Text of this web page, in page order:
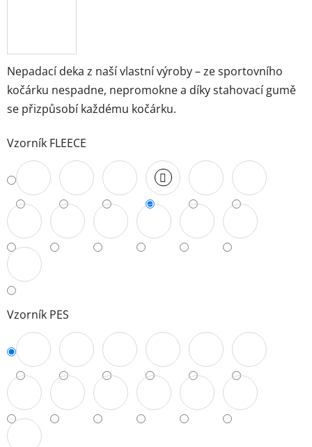
Nepadací deka z naší vlastní výroby – ze sportovního
kočárku nespadne, nepromokne a díky stahovací gumě
se přizpůsobí každému kočárku.
Vzorník FLEECE
Vzorník PES